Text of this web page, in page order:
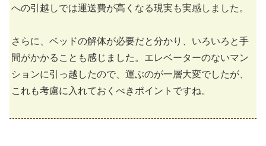
への引越しでは運送費が高くなる現実も実感しました。
さらに、ベッドの解体が必要だと分かり、いろいろと手
間がかかることも感じました。エレベーターのないマン
ションに引っ越したので、運ぶのが一層大変でしたが、
これも考慮に入れておくべきポイントですね。